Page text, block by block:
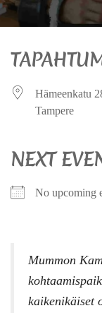
Hämeenkatu
Tampere
NEXT
No upcoming
Mummon
kaikenikäiset